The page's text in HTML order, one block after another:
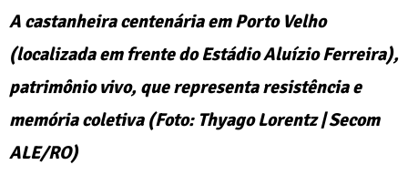
A castanheira centenária em Porto Velho
(localizada em frente do Estádio Aluízio Ferreira),
patrimônio vivo, que representa resistência e
memória coletiva (Foto: Thyago Lorentz | Secom
ALE/RO)